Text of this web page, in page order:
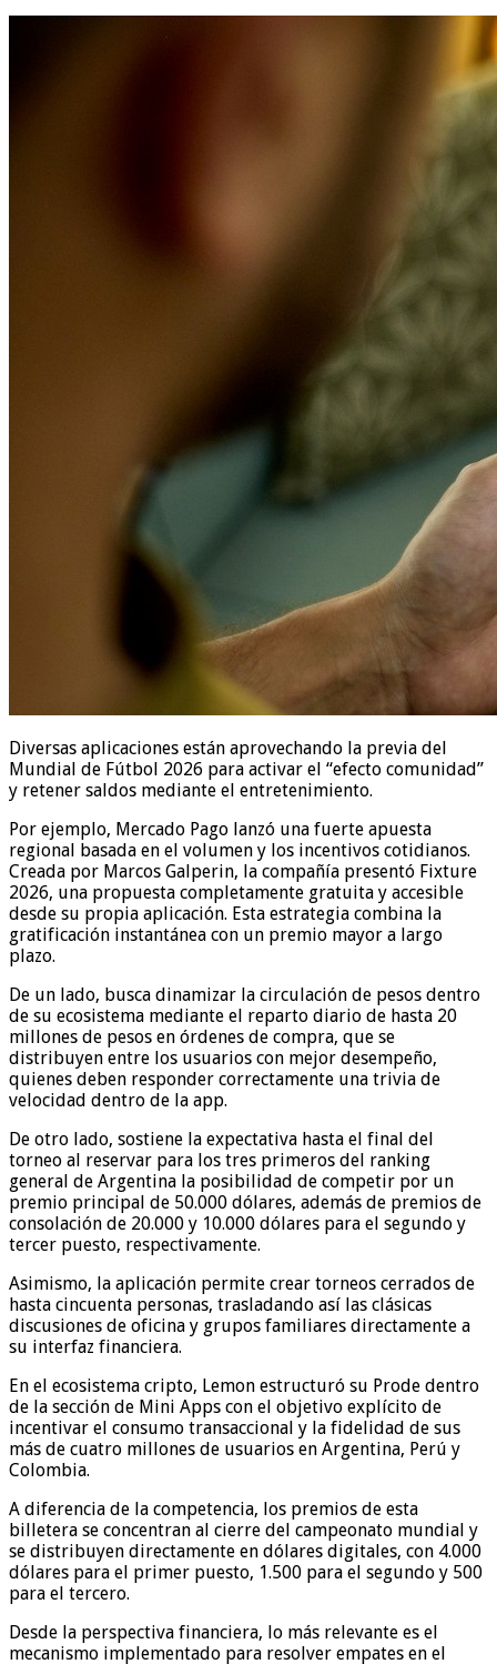
Diversas aplicaciones están aprovechando la previa del
Mundial de Fútbol 2026 para activar el “efecto comunidad”
y retener saldos mediante el entretenimiento.
Por ejemplo, Mercado Pago lanzó una fuerte apuesta
regional basada en el volumen y los incentivos cotidianos.
Creada por Marcos Galperin, la compañía presentó Fixture
2026, una propuesta completamente gratuita y accesible
desde su propia aplicación. Esta estrategia combina la
gratificación instantánea con un premio mayor a largo
plazo.
De un lado, busca dinamizar la circulación de pesos dentro
de su ecosistema mediante el reparto diario de hasta 20
millones de pesos en órdenes de compra, que se
distribuyen entre los usuarios con mejor desempeño,
quienes deben responder correctamente una trivia de
velocidad dentro de la app.
De otro lado, sostiene la expectativa hasta el final del
torneo al reservar para los tres primeros del ranking
general de Argentina la posibilidad de competir por un
premio principal de 50.000 dólares, además de premios de
consolación de 20.000 y 10.000 dólares para el segundo y
tercer puesto, respectivamente.
Asimismo, la aplicación permite crear torneos cerrados de
hasta cincuenta personas, trasladando así las clásicas
discusiones de oficina y grupos familiares directamente a
su interfaz financiera.
En el ecosistema cripto, Lemon estructuró su Prode dentro
de la sección de Mini Apps con el objetivo explícito de
incentivar el consumo transaccional y la fidelidad de sus
más de cuatro millones de usuarios en Argentina, Perú y
Colombia.
A diferencia de la competencia, los premios de esta
billetera se concentran al cierre del campeonato mundial y
se distribuyen directamente en dólares digitales, con 4.000
dólares para el primer puesto, 1.500 para el segundo y 500
para el tercero.
Desde la perspectiva financiera, lo más relevante es el
mecanismo implementado para resolver empates en el